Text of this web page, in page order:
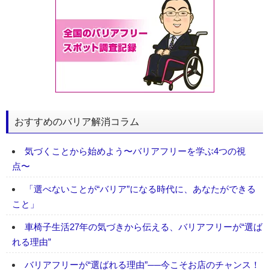
おすすめのバリア解消コラム
気づくことから始めよう〜バリアフリーを学ぶ4つの視
点〜
「選べないことが“バリア”になる時代に、あなたができる
こと」
車椅子生活27年の気づきから伝える、バリアフリーが“選ば
れる理由”
バリアフリーが“選ばれる理由”──今こそお店のチャンス！